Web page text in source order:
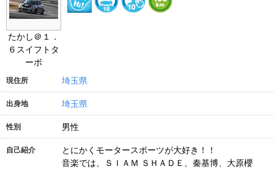
たかし＠１．
６スイフトタ
ーボ
現住所 埼玉県
出身地 埼玉県
性別 男性
自己紹介
とにかくモータースポーツが大好き！！
音楽では、ＳＩＡＭ ＳＨＡＤＥ、秦基博、大原櫻